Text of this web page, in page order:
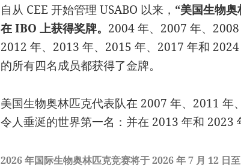
自从 CEE 开始管理 USABO 以来， “美国生物
在 IBO 上获得奖牌。 2004 年、2007 年、2008
2012 年、2013 年、2015 年、2017 年和
的所有四名成员都获得了金牌。
美国生物奥林匹克代表队在 2007 年、2011 年
令人垂涎的世界第一名：并在 2013 年和 2023
2026 年国际生物奥林匹克竞赛将于 2026 年 7 月 12 日